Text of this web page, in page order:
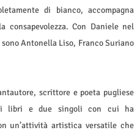
di bianco, accompagna
consapevolezza. Con Daniele nel
Antonella Liso, Franco Suriano
scrittore e poeta pugliese
libri e due singoli con cui ha
un’attività artistica versatile che